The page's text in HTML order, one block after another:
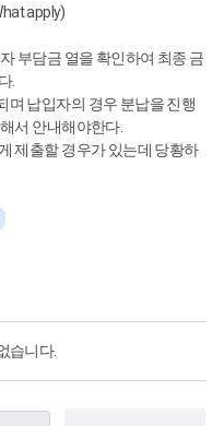
apply)
부담금 열을 확인하여 최종 금
.
며 납입자의 경우 분납을 진행
서 안내해야한다.
제출할 경우가 있는데 당황하
습니다.